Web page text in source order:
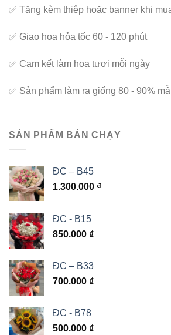
✅ Tặng kèm thiệp hoặc banner khi
✅ Giao hoa hỏa tốc 60 - 120 phút
✅ Cam kết làm hoa tươi mỗi ngày
✅ Sản phẩm làm ra giống 80 - 90%
SẢN PHẨM BÁN CHẠY
ĐC – B45
1.300.000 ₫
ĐC - B15
850.000 ₫
ĐC – B33
700.000 ₫
ĐC - B78
500.000 ₫